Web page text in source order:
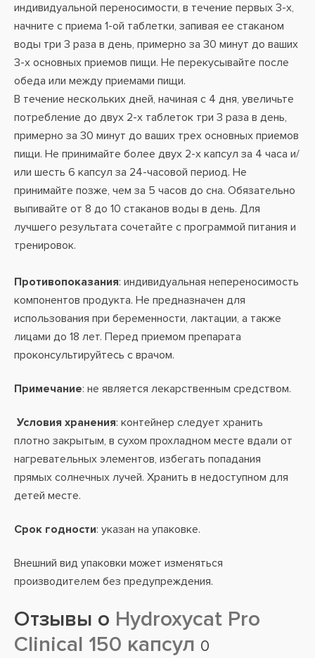
индивидуальной переносимости, в течение первых 3-х,
начните с приема 1-ой таблетки, запивая ее стаканом
воды три 3 раза в день, примерно за 30 минут до ваших
3-х основных приемов пищи. Не перекусывайте после
обеда или между приемами пищи.
В течение нескольких дней, начиная с 4 дня, увеличьте
потребление до двух 2-х таблеток три 3 раза в день,
примерно за 30 минут до ваших трех основных приемов
пищи. Не принимайте более двух 2-х капсул за 4 часа и/
или шесть 6 капсул за 24-часовой период. Не
принимайте позже, чем за 5 часов до сна. Обязательно
выпивайте от 8 до 10 стаканов воды в день. Для
лучшего результата сочетайте с программой питания и
тренировок.
Противопоказания: индивидуальная непереносимость
компонентов продукта. Не предназначен для
использования при беременности, лактации, а также
лицами до 18 лет. Перед приемом препарата
проконсультируйтесь с врачом.
Примечание: не является лекарственным средством.
Условия хранения: контейнер следует хранить
плотно закрытым, в сухом прохладном месте вдали от
нагревательных элементов, избегать попадания
прямых солнечных лучей. Хранить в недоступном для
детей месте.
Срок годности: указан на упаковке.
Внешний вид упаковки может изменяться
производителем без предупреждения.
Отзывы о Hydroxycat Pro
Clinical 150 капсул 0